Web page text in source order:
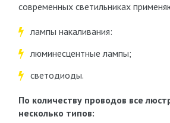
современных светильниках
лампы накаливания:
люминесцентные лампы;
светодиоды.
По количеству проводов все
несколько типов: